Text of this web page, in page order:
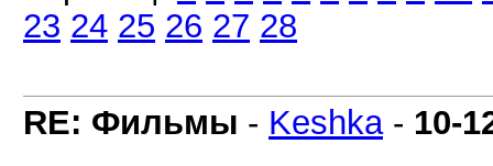
23 24 25 26 27 28
RE: Фильмы - Keshka- 10-